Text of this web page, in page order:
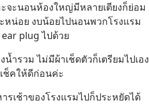
จะนอนห้องใหญ่มีหลายเตียงก็ย่อม
หน่อย งบน้อยไปนอนพวกโรงแรม
plug ไปด้วย
ำรวม ไม่มีผ้าเช็ดตัวก็เตรียมไปเอง
ช็คให้ดีก่อนค่ะ
รเช้าของโรงแรมไปก็ประหยัดได้